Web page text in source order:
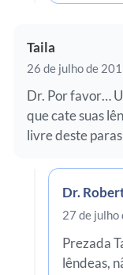
Taila
26 de julho de
Dr. Por favor…
que cate suas
livre deste
Dr.
27 de julho
Prezada
lêndeas,